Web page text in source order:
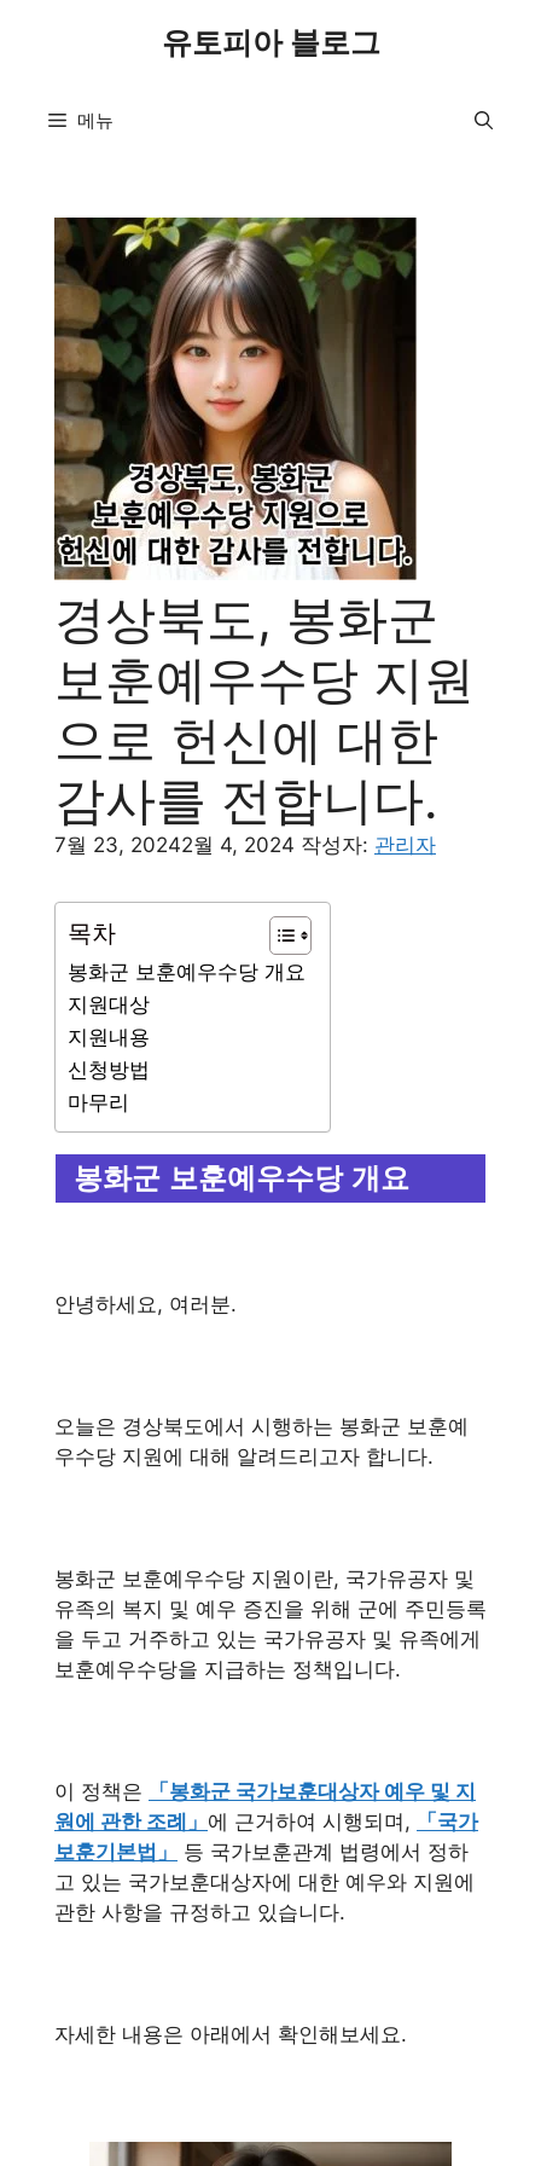
유토피아 블로그
메뉴
경상북도, 봉화군
보훈예우수당 지원
으로 헌신에 대한
감사를 전합니다.
7월 23, 20242월 4, 2024 작성자: 관리자
목차
봉화군 보훈예우수당 개요
지원대상
지원내용
신청방법
마무리
봉화군 보훈예우수당 개요
안녕하세요, 여러분.
오늘은 경상북도에서 시행하는 봉화군 보훈예
우수당 지원에 대해 알려드리고자 합니다.
봉화군 보훈예우수당 지원이란, 국가유공자 및
유족의 복지 및 예우 증진을 위해 군에 주민등록
을 두고 거주하고 있는 국가유공자 및 유족에게
보훈예우수당을 지급하는 정책입니다.
이 정책은
「봉화군 국가보훈대상자 예우 및 지
원에 관한 조례」 에 근거하여 시행되며,
「국가
보훈기본법」
등 국가보훈관계 법령에서 정하
고 있는 국가보훈대상자에 대한 예우와 지원에
관한 사항을 규정하고 있습니다.
자세한 내용은 아래에서 확인해보세요.